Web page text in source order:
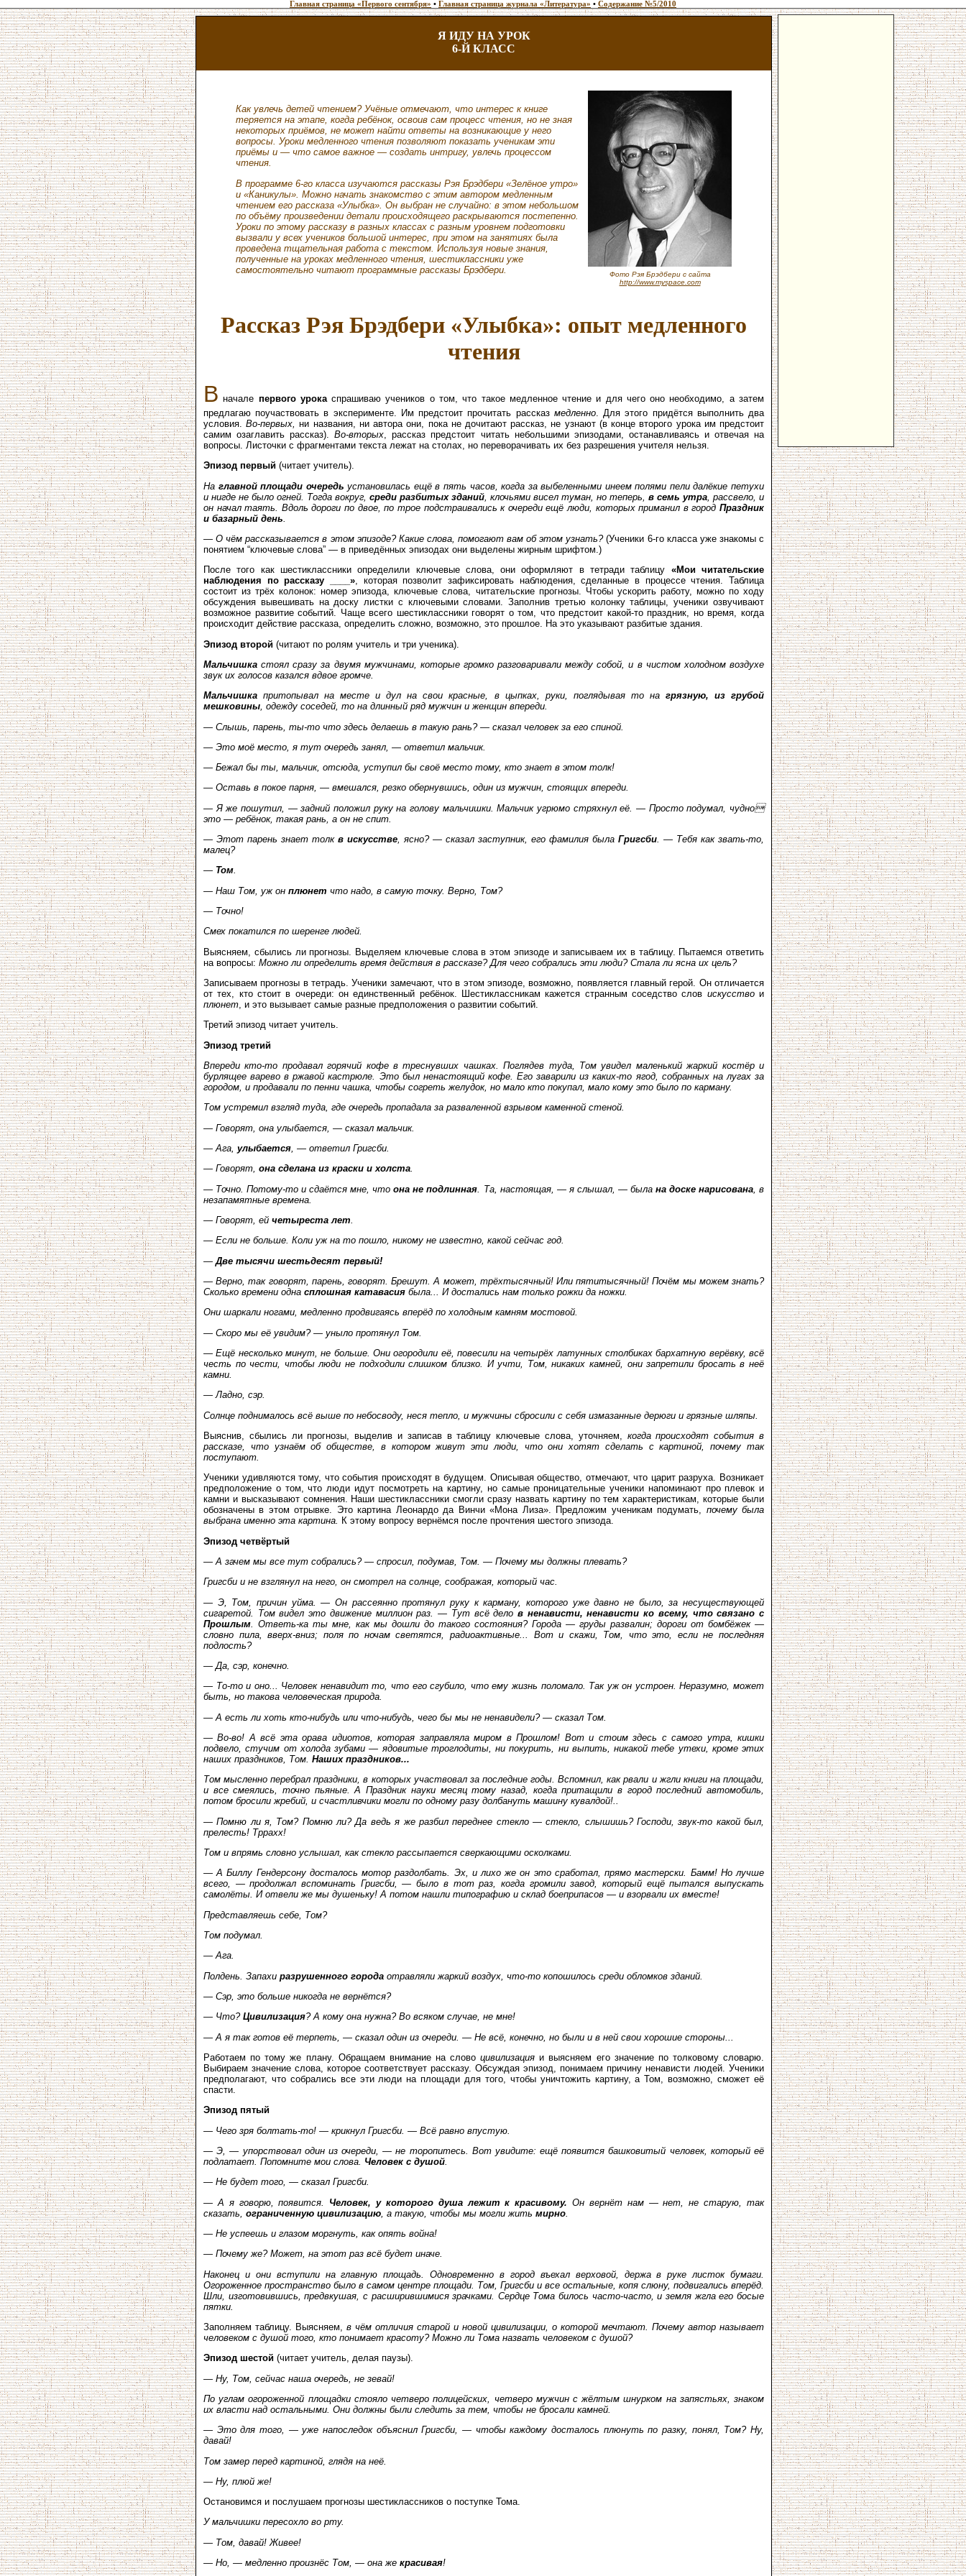
Главная страница «Первого сентября» • Главная страница журнала «Литература» • Содержание №5/2010
Я ИДУ НА УРОК
6-Й КЛАСС
Как увлечь детей чтением? Учёные отмечают, что интерес к книге
теряется на этапе, когда ребёнок, освоив сам процесс чтения, но не зная
некоторых приёмов, не может найти ответы на возникающие у него
вопросы. Уроки медленного чтения позволяют показать ученикам эти
приёмы и — что самое важное — создать интригу, увлечь процессом
чтения.
В программе 6-го класса изучаются рассказы Рэя Брэдбери «Зелёное утро»
и «Каникулы». Можно начать знакомство с этим автором медленным
чтением его рассказа «Улыбка». Он выбран не случайно: в этом небольшом
по объёму произведении детали происходящего раскрываются постепенно.
Уроки по этому рассказу в разных классах с разным уровнем подготовки
вызвали у всех учеников большой интерес, при этом на занятиях была
проведена тщательная работа с текстом. Используя новые знания,
полученные на уроках медленного чтения, шестиклассники уже
самостоятельно читают программные рассказы Брэдбери.
Фото Рэя Брэдбери с сайта
http://www.myspace.com
Рассказ Рэя Брэдбери «Улыбка»: опыт медленного
чтения
В начале первого урокаспрашиваю учеников о том, что такое медленное чтение и для чего оно необходимо, а затем
предлагаю поучаствовать в эксперименте. Им предстоит прочитать рассказ медленно. Для этого придётся выполнить два
условия. Во-первых, ни названия, ни автора они, пока не дочитают рассказ, не узнают (в конце второго урока им предстоит
самим озаглавить рассказ).
Во-вторых , рассказ предстоит читать небольшими эпизодами, останавливаясь и отвечая на
вопросы. Листочки с фрагментами текста лежат на столах, но переворачивать их без разрешения учителя нельзя.
Эпизод первый (читает учитель).
На главной площади очередь установилась ещё в пять часов, когда за выбеленными инеем полями пели далёкие петухи
и нигде не было огней. Тогда вокруг, среди разбитых зданий , клочьями висел туман, но теперь, в семь утра , рассвело, и
он начал таять. Вдоль дороги по двое, по трое подстраивались к очереди ещё люди, которых приманил в город Праздник
и базарный день
— О чём рассказывается в этом эпизоде? Какие слова, помогают вам об этом узнать?(Ученики 6-го класса уже знакомы с
понятием “ключевые слова” — в приведённых эпизодах они выделены жирным шрифтом.)
После того как шестиклассники определили ключевые слова, они оформляют в тетради таблицу «Мои читательские
наблюдения по рассказу ____», которая позволит зафиксировать наблюдения, сделанные в процессе чтения. Таблица
состоит из трёх колонок: номер эпизода, ключевые слова, читательские прогнозы. Чтобы ускорить работу, можно по ходу
обсуждения вывешивать на доску листки с ключевыми словами. Заполнив третью колонку таблицы, ученики озвучивают
возможное развитие событий. Чаще всего шестиклассники говорят о том, что предстоит какой-то праздник, но время, когда
происходит действие рассказа, определить сложно, возможно, это прошлое. На это указывают разбитые здания.
Эпизод второй (читают по ролям учитель и три ученика).
Мальчишка стоял сразу за двумя мужчинами, которые громко разговаривали между собой, и в чистом холодном воздухе
звук их голосов казался вдвое громче.
Мальчишка притопывал на месте и дул на свои красные, в цыпках, руки, поглядывая то на грязную, из грубой
мешковины, одежду соседей, то на длинный ряд мужчин и женщин впереди.
— Слышь, парень, ты-то что здесь делаешь в такую рань? — сказал человек за его спиной.
— Это моё место, я тут очередь занял, — ответил мальчик.
— Бежал бы ты, мальчик, отсюда, уступил бы своё место тому, кто знает в этом толк!
— Оставь в покое парня, — вмешался, резко обернувшись, один из мужчин, стоящих впереди.
— Я же пошутил, — задний положил руку на голову мальчишки. Мальчик угрюмо стряхнул её. — Просто подумал, чудно
это — ребёнок, такая рань, а он не спит.
— Этот парень знает толкв искусстве, ясно? — сказал заступник, его фамилия была Григсби. — Тебя как звать-то,
малец?
— Том.
— Наш Том, уж он плюнет что надо, в самую точку. Верно, Том?
— Точно!
Смех покатился по шеренге людей.
Выясняем, сбылись ли прогнозы. Выделяем ключевые слова в этом эпизоде и записываем их в таблицу. Пытаемся ответить
на вопросы: Можно ли определить время действия в рассказе? Для чего собрались эти люди? Стала ли ясна их цель?
Записываем прогнозы в тетрадь. Ученики замечают, что в этом эпизоде, возможно, появляется главный герой. Он отличается
от тех, кто стоит в очереди: он единственный ребёнок. Шестиклассникам кажется странным соседство слов искусствои
плюнет, и это вызывает самые разные предположения о развитии событий.
Третий эпизод читает учитель.
Эпизод третий
Впереди кто-то продавал горячий кофе в треснувших чашках. Поглядев туда, Том увидел маленький жаркий костёр и
бурлящее варево в ржавой кастрюле. Это был ненастоящий кофе. Его заварили из каких-то ягод, собранных на лугах за
городом, и продавали по пенни чашка, чтобы согреть желудок, но мало кто покупал, мало кому это было по карману.
Том устремил взгляд туда, где очередь пропадала за разваленной взрывом каменной стеной.
— Говорят, она улыбается, — сказал мальчик.
— Ага, улыбается, — ответил Григсби.
— Говорят, она сделана из краски и холста.
— Точно. Потому-то и сдаётся мне, чтоона не подлинная . Та, настоящая, — я слышал, — была на доске нарисована, в
незапамятные времена.
— Говорят, ей четыреста лет.
— Если не больше. Коли уж на то пошло, никому не известно, какой сейчас год.
— Две тысячи шестьдесят первый!
— Верно, так говорят, парень, говорят. Брешут. А может, трёхтысячный! Или пятитысячный! Почём мы можем знать?
Сколько времени одна сплошная катавасия была... И достались нам только рожки да ножки.
Они шаркали ногами, медленно продвигаясь вперёд по холодным камням мостовой.
— Скоро мы её увидим? — уныло протянул Том.
— Ещё несколько минут, не больше. Они огородили её, повесили на четырёх латунных столбиках бархатную верёвку, всё
честь по чести, чтобы люди не подходили слишком близко. И учти, Том, никаких камней, они запретили бросать в неё
камни.
— Ладно, сэр.
Солнце поднималось всё выше по небосводу, неся тепло, и мужчины сбросили с себя измазанные дерюги и грязные шляпы.
Выяснив, сбылись ли прогнозы, выделив и записав в таблицу ключевые слова, уточняем, когда происходят события в
рассказе, что узнаём об обществе, в котором живут эти люди, что они хотят сделать с картиной, почему так
поступают.
Ученики удивляются тому, что события происходят в будущем. Описывая общество, отмечают, что царит разруха. Возникает
предположение о том, что люди идут посмотреть на картину, но самые проницательные ученики напоминают про плевок и
камни и высказывают сомнения. Наши шестиклассники смогли сразу назвать картину по тем характеристикам, которые были
обозначены в этом отрывке. Это картина Леонардо да Винчи «Мона Лиза». Предложим ученикам подумать, почему была
выбрана именно эта картина. К этому вопросу вернёмся после прочтения шестого эпизода.
Эпизод четвёртый
— А зачем мы все тут собрались? — спросил, подумав, Том. — Почему мы должны плевать?
Григсби и не взглянул на него, он смотрел на солнце, соображая, который час.
— Э, Том, причин уйма. — Он рассеянно протянул руку к карману, которого уже давно не было, за несуществующей
сигаретой. Том видел это движение миллион раз. — Тут всё дело в ненависти, ненависти ко всему, что связано с
Прошлым . Ответь-ка ты мне, как мы дошли до такого состояния? Города — груды развалин; дороги от бомбёжек —
словно пила, вверх-вниз; поля по ночам светятся, радиоактивные... Вот и скажи, Том, что это, если не последняя
подлость?
— Да, сэр, конечно.
— То-то и оно... Человек ненавидит то, что его сгубило, что ему жизнь поломало. Так уж он устроен. Неразумно, может
быть, но такова человеческая природа.
— А есть ли хоть кто-нибудь или что-нибудь, чего бы мы не ненавидели? — сказал Том.
— Во-во! А всё эта орава идиотов, которая заправляла миром в Прошлом! Вот и стоим здесь с самого утра, кишки
подвело, стучим от холода зубами — ядовитые троглодиты, ни покурить, ни выпить, никакой тебе утехи, кроме этих
наших праздников, Том. Наших праздников...
Том мысленно перебрал праздники, в которых участвовал за последние годы. Вспомнил, как рвали и жгли книги на площади,
и все смеялись, точно пьяные. А Праздник науки месяц тому назад, когда притащили в город последний автомобиль,
потом бросили жребий, и счастливчики могли по одному разу долбануть машину кувалдой!..
— Помню ли я, Том? Помню ли? Да ведь я же разбил переднее стекло — стекло, слышишь? Господи, звук-то какой был,
прелесть! Тррахх!
Том и впрямь словно услышал, как стекло рассыпается сверкающими осколками.
— А Биллу Гендерсону досталось мотор раздолбать. Эх, и лихо же он это сработал, прямо мастерски. Бамм! Но лучше
всего, — продолжал вспоминать Григсби, — было в тот раз, когда громили завод, который ещё пытался выпускать
самолёты. И отвели же мы душеньку! А потом нашли типографию и склад боеприпасов — и взорвали их вместе!
Представляешь себе, Том?
Том подумал.
— Ага.
Полдень. Запахи разрушенного города отравляли жаркий воздух, что-то копошилось среди обломков зданий.
— Сэр, это больше никогда не вернётся?
— Что? Цивилизация? А кому она нужна? Во всяком случае, не мне!
— А я так готов её терпеть, — сказал один из очереди. — Не всё, конечно, но были и в ней свои хорошие стороны...
Работаем по тому же плану. Обращаем внимание на словоцивилизация и выясняем его значение по толковому словарю.
Выбираем значение слова, которое соответствует рассказу. Обсуждая эпизод, понимаем причину ненависти людей. Ученики
предполагают, что собрались все эти люди на площади для того, чтобы уничтожить картину, а Том, возможно, сможет её
спасти.
Эпизод пятый
— Чего зря болтать-то! — крикнул Григсби. — Всё равно впустую.
— Э, — упорствовал один из очереди, — не торопитесь. Вот увидите: ещё появится башковитый человек, который её
подлатает. Попомните мои слова. Человек с душой
— Не будет того, — сказал Григсби.
— А я говорю, появится. Человек, у которого душа лежит к красивому.Он вернёт нам — нет, не старую, так
сказать, ограниченную цивилизацию , а такую, чтобы мы могли жить мирно
— Не успеешь и глазом моргнуть, как опять война!
— Почему же? Может, на этот раз всё будет иначе.
Наконец и они вступили на главную площадь. Одновременно в город въехал верховой, держа в руке листок бумаги.
Огороженное пространство было в самом центре площади. Том, Григсби и все остальные, копя слюну, подвигались вперёд.
Шли, изготовившись, предвкушая, с расширившимися зрачками. Сердце Тома билось часто-часто, и земля жгла его босые
пятки.
Заполняем таблицу. Выясняем,
в чём отличия старой и новой цивилизации, о которой мечтают. Почему автор называет
человеком с душой того, кто понимает красоту? Можно ли Тома назвать человеком с душой?
Эпизод шестой (читает учитель, делая паузы).
— Ну, Том, сейчас наша очередь, не зевай!
По углам огороженной площадки стояло четверо полицейских, четверо мужчин с жёлтым шнурком на запястьях, знаком
их власти над остальными. Они должны были следить за тем, чтобы не бросали камней.
— Это для того, — уже напоследок объяснил Григсби, — чтобы каждому досталось плюнуть по разку, понял, Том? Ну,
давай!
Том замер перед картиной, глядя на неё.
— Ну, плюй же!
Остановимся и послушаем прогнозы шестиклассников о поступке Тома.
У мальчишки пересохло во рту.
— Том, давай! Живее!
— Но, — медленно произнёс Том, — она же красивая!